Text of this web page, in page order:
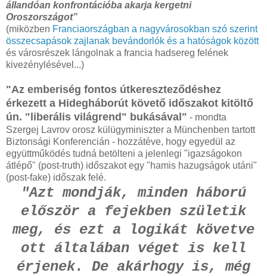
állandóan konfrontációba akarja kergetni
Oroszországot”
(miközben Franciaországban a nagyvárosokban szó szerint
összecsapások zajlanak bevándorlók és a hatóságok között
és városrészek lángolnak a francia hadsereg felének
kivezénylésével...)
"Az emberiség fontos útkereszteződéshez
érkezett a Hidegháborút követő időszakot kitöltő
ún. "liberális világrend" bukásával" - mondta
Szergej Lavrov orosz külügyminiszter a Münchenben tartott
Biztonsági Konferencián - hozzátéve, hogy egyedül az
együttműködés tudná betölteni a jelenlegi "igazságokon
átlépő" (post-truth) időszakot egy "hamis hazugságok utáni"
(post-fake) időszak felé.
"Azt mondják, minden háború
először a fejekben születik
meg, és ezt a logikát követve
ott általában véget is kell
érjenek. De akárhogy is, még